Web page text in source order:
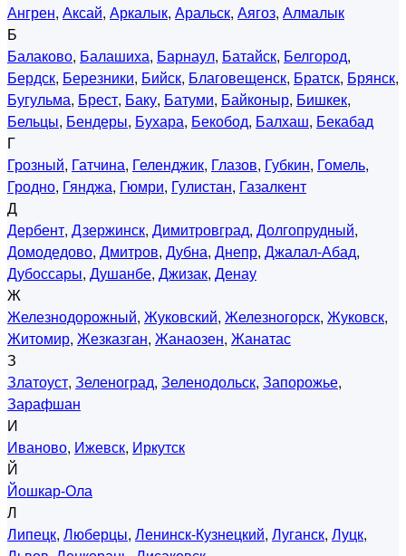
Ангрен, Аксай, Аркалык, Аральск, Аягоз, Алмалык
Б
Балаково, Балашиха, Барнаул, Батайск, Белгород,
Бердск, Березники, Бийск, Благовещенск, Братск, Брянск,
Бугульма, Брест, Баку, Батуми, Байконыр, Бишкек,
Бельцы, Бендеры, Бухара, Бекобод, Балхаш, Бекабад
Г
Грозный, Гатчина, Геленджик, Глазов, Губкин, Гомель,
Гродно, Гянджа, Гюмри, Гулистан, Газалкент
Д
Дербент, Дзержинск, Димитровград, Долгопрудный,
Домодедово, Дмитров, Дубна, Днепр, Джалал-Абад,
Дубоссары, Душанбе, Джизак, Денау
Ж
Железнодорожный, Жуковский, Железногорск, Жуковск,
Житомир, Жезказган, Жанаозен, Жанатас
З
Златоуст, Зеленоград, Зеленодольск, Запорожье,
Зарафшан
И
Иваново, Ижевск, Иркутск
Й
Йошкар-Ола
Л
Липецк, Люберцы, Ленинск-Кузнецкий, Луганск, Луцк,